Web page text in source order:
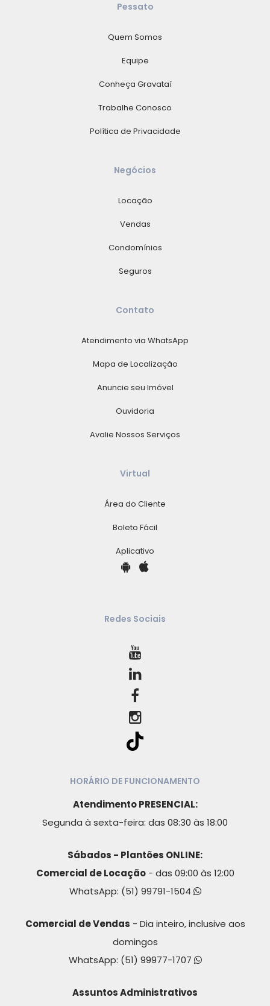
Pessato
Quem Somos
Equipe
Conheça Gravataí
Trabalhe Conosco
Política de Privacidade
Negócios
Locação
Vendas
Condomínios
Seguros
Contato
Atendimento via WhatsApp
Mapa de Localização
Anuncie seu Imóvel
Ouvidoria
Avalie Nossos Serviços
Virtual
Área do Cliente
Boleto Fácil
Aplicativo
Redes Sociais
HORÁRIO DE FUNCIONAMENTO
Atendimento PRESENCIAL:
Segunda à sexta-feira: das 08:30 às 18:00
Sábados - Plantões ONLINE:
Comercial de Locação- das 09:00 às 12:00
WhatsApp: (51) 99791-1504
Comercial de Vendas - Dia inteiro, inclusive aos
domingos
WhatsApp: (51) 99977-1707
Assuntos Administrativos